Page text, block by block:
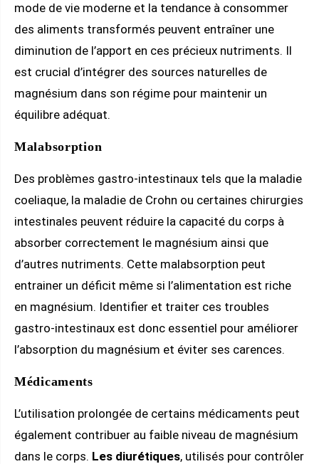
mode de vie moderne et la tendance à consommer
des aliments transformés peuvent entraîner une
diminution de l’apport en ces précieux nutriments. Il
est crucial d’intégrer des sources naturelles de
magnésium dans son régime pour maintenir un
équilibre adéquat.
Malabsorption
Des problèmes gastro-intestinaux tels que la maladie
coeliaque, la maladie de Crohn ou certaines chirurgies
intestinales peuvent réduire la capacité du corps à
absorber correctement le magnésium ainsi que
d’autres nutriments. Cette malabsorption peut
entrainer un déficit même si l’alimentation est riche
en magnésium. Identifier et traiter ces troubles
gastro-intestinaux est donc essentiel pour améliorer
l’absorption du magnésium et éviter ses carences.
Médicaments
L’utilisation prolongée de certains médicaments peut
également contribuer au faible niveau de magnésium
dans le corps. Les diurétiques, utilisés pour contrôler